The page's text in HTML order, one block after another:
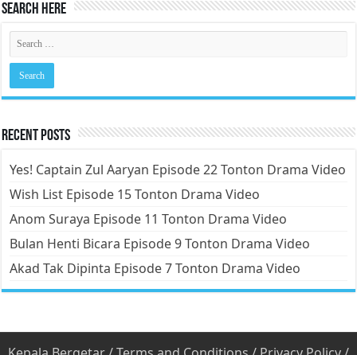
Search Here
Recent Posts
Yes! Captain Zul Aaryan Episode 22 Tonton Drama Video
Wish List Episode 15 Tonton Drama Video
Anom Suraya Episode 11 Tonton Drama Video
Bulan Henti Bicara Episode 9 Tonton Drama Video
Akad Tak Dipinta Episode 7 Tonton Drama Video